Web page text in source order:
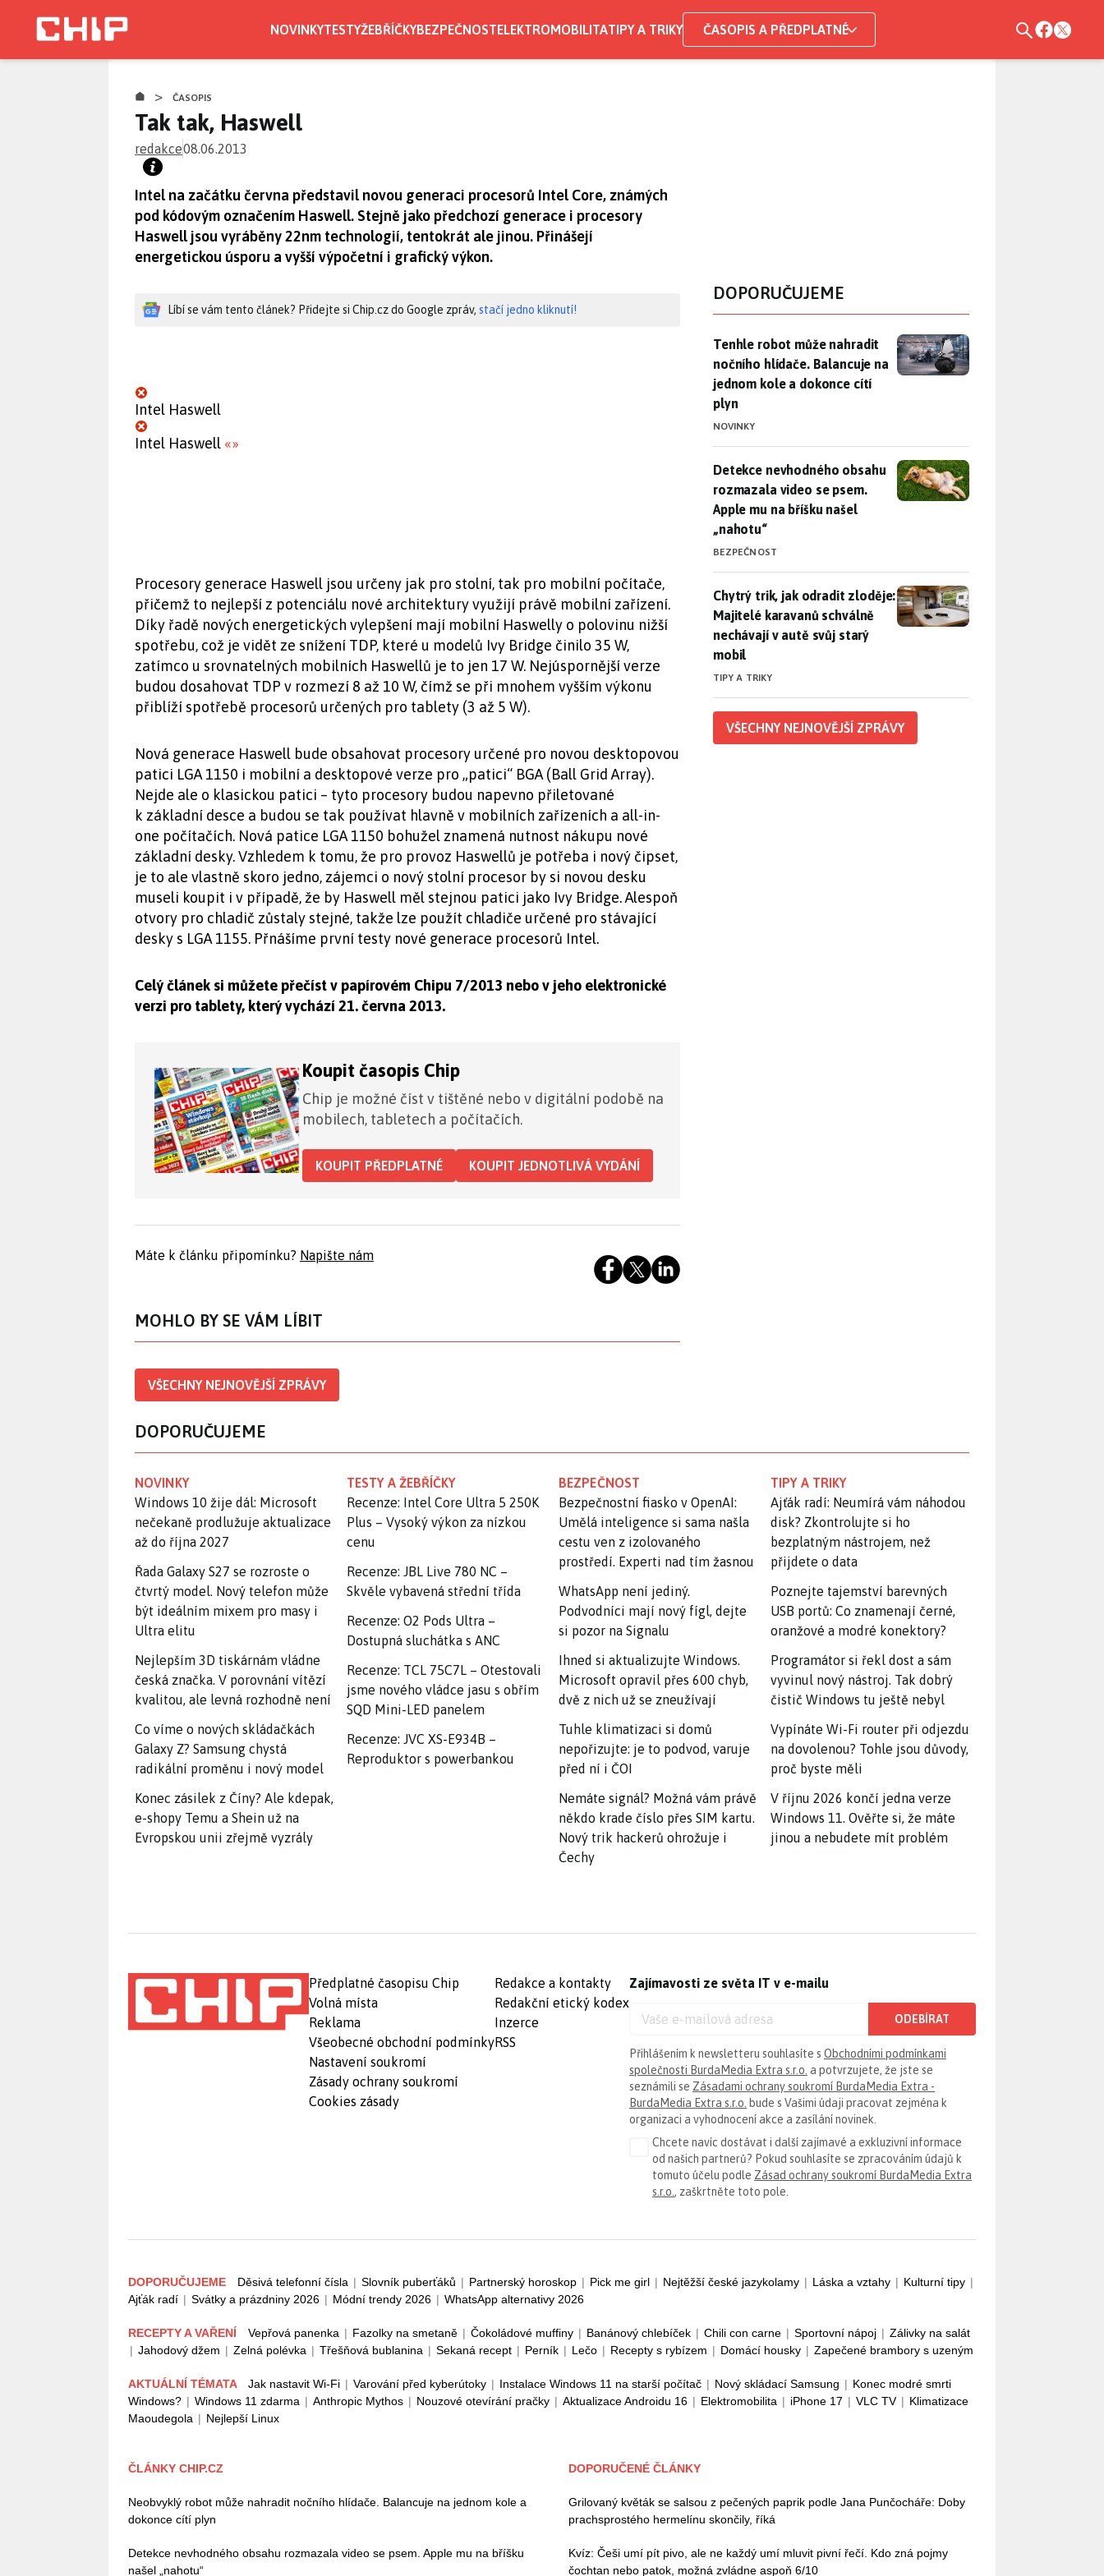
NOVINKYTESTYŽEBŘÍČKYBEZPEČNOSTELEKTROMOBILITATIPY A TRIKY ČASOPIS A PŘEDPLATNÉ
> ČASOPIS
Tak tak, Haswell
redakce08.06.2013
Intel na začátku června představil novou generaci procesorů Intel Core, známých
pod kódovým označením Haswell. Stejně jako předchozí generace i procesory
Haswell jsou vyráběny 22nm technologií, tentokrát ale jinou. Přinášejí
energetickou úsporu a vyšší výpočetní i grafický výkon.
Líbí se vám tento článek? Přidejte si Chip.cz do Google zpráv, stačí jedno kliknutí!
Intel Haswell
Intel Haswell «»
Procesory generace Haswell jsou určeny jak pro stolní, tak pro mobilní počítače,
přičemž to nejlepší z potenciálu nové architektury využijí právě mobilní zařízení.
Díky řadě nových energetických vylepšení mají mobilní Haswelly o polovinu nižší
spotřebu, což je vidět ze snížení TDP, které u modelů Ivy Bridge činilo 35 W,
zatímco u srovnatelných mobilních Haswellů je to jen 17 W. Nejúspornější verze
budou dosahovat TDP v rozmezí 8 až 10 W, čímž se při mnohem vyšším výkonu
přiblíží spotřebě procesorů určených pro tablety (3 až 5 W).
Nová generace Haswell bude obsahovat procesory určené pro novou desktopovou
patici LGA 1150 i mobilní a desktopové verze pro „patici“ BGA (Ball Grid Array).
Nejde ale o klasickou patici – tyto procesory budou napevno přiletované
k základní desce a budou se tak používat hlavně v mobilních zařízeních a all-in-
one počítačích. Nová patice LGA 1150 bohužel znamená nutnost nákupu nové
základní desky. Vzhledem k tomu, že pro provoz Haswellů je potřeba i nový čipset,
je to ale vlastně skoro jedno, zájemci o nový stolní procesor by si novou desku
museli koupit i v případě, že by Haswell měl stejnou patici jako Ivy Bridge. Alespoň
otvory pro chladič zůstaly stejné, takže lze použít chladiče určené pro stávající
desky s LGA 1155. Přnášíme první testy nové generace procesorů Intel.
Celý článek si můžete přečíst v papírovém Chipu 7/2013 nebo v jeho elektronické
verzi pro tablety, který vychází 21. června 2013.
Koupit časopis Chip
Chip je možné číst v tištěné nebo v digitální podobě na
mobilech, tabletech a počítačích.
KOUPIT PŘEDPLATNÉ KOUPIT JEDNOTLIVÁ VYDÁNÍ
Máte k článku připomínku? Napište nám
MOHLO BY SE VÁM LÍBIT
VŠECHNY NEJNOVĚJŠÍ ZPRÁVY
DOPORUČUJEME
Tenhle robot může nahradit nočního hlídače. Balancuje na
Tenhle robot může nahradit
nočního hlídače. Balancuje na
jednom kole a dokonce cítí
plyn
NOVINKY
Detekce nevhodného obsahu rozmazala video se psem. Apple mu
Detekce nevhodného obsahu
rozmazala video se psem.
Apple mu na bříšku našel
„nahotu“
BEZPEČNOST
Chytrý trik, jak odradit zloděje: Majitelé karavanů schválně
Chytrý trik, jak odradit zloděje:
Majitelé karavanů schválně
nechávají v autě svůj starý
mobil
TIPY A TRIKY
VŠECHNY NEJNOVĚJŠÍ ZPRÁVY
DOPORUČUJEME
NOVINKY
Windows 10 žije dál: Microsoft
nečekaně prodlužuje aktualizace
až do října 2027
Řada Galaxy S27 se rozroste o
čtvrtý model. Nový telefon může
být ideálním mixem pro masy i
Ultra elitu
Nejlepším 3D tiskárnám vládne
česká značka. V porovnání vítězí
kvalitou, ale levná rozhodně není
Co víme o nových skládačkách
Galaxy Z? Samsung chystá
radikální proměnu i nový model
Konec zásilek z Číny? Ale kdepak,
e-shopy Temu a Shein už na
Evropskou unii zřejmě vyzrály
TESTY A ŽEBŘÍČKY
Recenze: Intel Core Ultra 5 250K
Plus – Vysoký výkon za nízkou
cenu
Recenze: JBL Live 780 NC –
Skvěle vybavená střední třída
Recenze: O2 Pods Ultra –
Dostupná sluchátka s ANC
Recenze: TCL 75C7L – Otestovali
jsme nového vládce jasu s obřím
SQD Mini-LED panelem
Recenze: JVC XS-E934B –
Reproduktor s powerbankou
BEZPEČNOST
Bezpečnostní fiasko v OpenAI:
Umělá inteligence si sama našla
cestu ven z izolovaného
prostředí. Experti nad tím žasnou
WhatsApp není jediný.
Podvodníci mají nový fígl, dejte
si pozor na Signalu
Ihned si aktualizujte Windows.
Microsoft opravil přes 600 chyb,
dvě z nich už se zneužívají
Tuhle klimatizaci si domů
nepořizujte: je to podvod, varuje
před ní i ČOI
Nemáte signál? Možná vám právě
někdo krade číslo přes SIM kartu.
Nový trik hackerů ohrožuje i
Čechy
TIPY A TRIKY
Ajťák radí: Neumírá vám náhodou
disk? Zkontrolujte si ho
bezplatným nástrojem, než
přijdete o data
Poznejte tajemství barevných
USB portů: Co znamenají černé,
oranžové a modré konektory?
Programátor si řekl dost a sám
vyvinul nový nástroj. Tak dobrý
čistič Windows tu ještě nebyl
Vypínáte Wi-Fi router při odjezdu
na dovolenou? Tohle jsou důvody,
proč byste měli
V říjnu 2026 končí jedna verze
Windows 11. Ověřte si, že máte
jinou a nebudete mít problém
Předplatné časopisu Chip
Volná místa
Reklama
Všeobecné obchodní podmínky
Nastavení soukromí
Zásady ochrany soukromí
Cookies zásady
Redakce a kontakty
Redakční etický kodex
Inzerce
RSS
Zajímavosti ze světa IT v e-mailu
ODEBÍRAT
Přihlášením k newsletteru souhlasíte s Obchodními podmínkami
společnosti BurdaMedia Extra s.r.o. a potvrzujete, že jste se
seznámili se Zásadami ochrany soukromí BurdaMedia Extra -
BurdaMedia Extra s.r.o. bude s Vašimi údaji pracovat zejména k
organizaci a vyhodnocení akce a zasílání novinek.
Chcete navíc dostávat i další zajímavé a exkluzivní informace
od našich partnerů? Pokud souhlasíte se zpracováním údajů k
tomuto účelu podle Zásad ochrany soukromí BurdaMedia Extra
s.r.o. , zaškrtněte toto pole.
DOPORUČUJEME Děsivá telefonní čísla | Slovník puberťáků | Partnerský horoskop | Pick me girl | Nejtěžší české jazykolamy | Láska a vztahy | Kulturní tipy |
Ajťák radí | Svátky a prázdniny 2026 | Módní trendy 2026 | WhatsApp alternativy 2026
RECEPTY A VAŘENÍ Vepřová panenka | Fazolky na smetaně | Čokoládové muffiny | Banánový chlebíček | Chili con carne | Sportovní nápoj | Zálivky na salát
| Jahodový džem | Zelná polévka | Třešňová bublanina | Sekaná recept | Perník | Lečo | Recepty s rybízem | Domácí housky | Zapečené brambory s uzeným
AKTUÁLNÍ TÉMATA Jak nastavit Wi-Fi | Varování před kyberútoky | Instalace Windows 11 na starší počítač | Nový skládací Samsung | Konec modré smrti
Windows? | Windows 11 zdarma | Anthropic Mythos | Nouzové otevírání pračky | Aktualizace Androidu 16 | Elektromobilita | iPhone 17 | VLC TV | Klimatizace
Maoudegola | Nejlepší Linux
ČLÁNKY CHIP.CZ
Neobvyklý robot může nahradit nočního hlídače. Balancuje na jednom kole a
dokonce cítí plyn
Detekce nevhodného obsahu rozmazala video se psem. Apple mu na bříšku
našel „nahotu“
DOPORUČENÉ ČLÁNKY
Grilovaný květák se salsou z pečených paprik podle Jana Punčocháře: Doby
prachsprostého hermelínu skončily, říká
Kvíz: Češi umí pít pivo, ale ne každý umí mluvit pivní řečí. Kdo zná pojmy
čochtan nebo patok, možná zvládne aspoň 6/10